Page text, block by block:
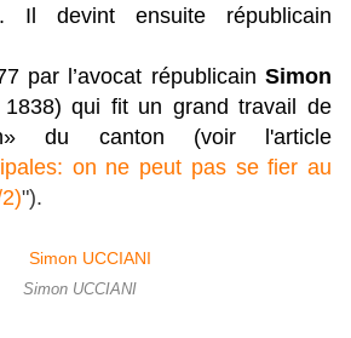
Il devint ensuite républicain
par l’avocat républicain Simon
qui fit un grand travail de
du canton (voir l'article
on ne peut pas se fier au
").
Simon UCCIANI